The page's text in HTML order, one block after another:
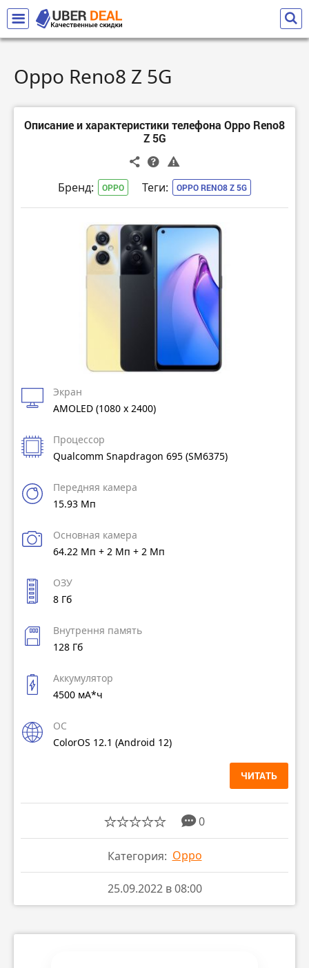
Oppo Reno8 Z 5G
Описание и характеристики телефона Oppo Reno8
Z 5G
Бренд: OPPO Теги: OPPO RENO8 Z 5G
Экран
AMOLED (1080 x 2400)
Процессор
Qualcomm Snapdragon 695 (SM6375)
Передняя камера
15.93 Мп
Основная камера
64.22 Мп + 2 Мп + 2 Мп
ОЗУ
8 Гб
Внутрення память
128 Гб
Аккумулятор
4500 мА*ч
ОС
ColorOS 12.1 (Android 12)
ЧИТАТЬ
0
Категория: Oppo
25.09.2022 в 08:00